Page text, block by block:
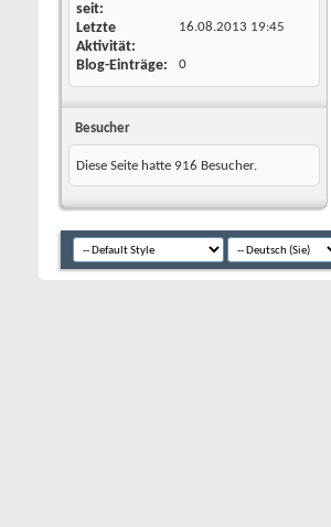
seit
Letzte
Aktivität
16.08.2013 19:45
Blog-Einträge 0
Besucher
Diese Seite hatte 916 Besucher.